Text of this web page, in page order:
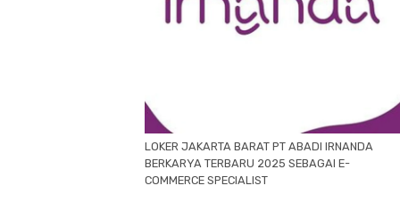
LOKER JAKARTA BARAT PT ABADI IRNANDA
BERKARYA TERBARU 2025 SEBAGAI E-
COMMERCE SPECIALIST